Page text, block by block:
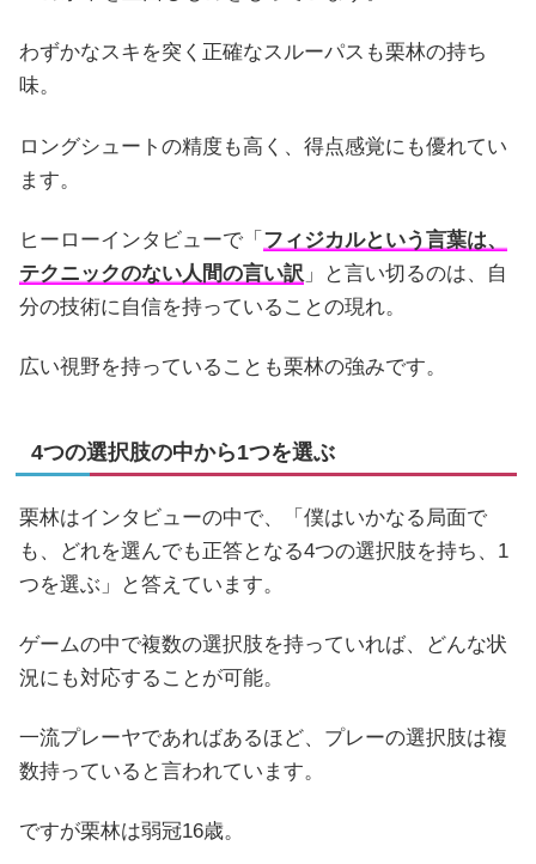
わずかなスキを突く正確なスルーパスも栗林の持ち
味。
ロングシュートの精度も高く、得点感覚にも優れてい
ます。
ヒーローインタビューで「 フィジカルという言葉は、
テクニックのない人間の言い訳 」と言い切るのは、自
分の技術に自信を持っていることの現れ。
広い視野を持っていることも栗林の強みです。
4つの選択肢の中から1つを選ぶ
栗林はインタビューの中で、「僕はいかなる局面で
も、どれを選んでも正答となる4つの選択肢を持ち、1
つを選ぶ」と答えています。
ゲームの中で複数の選択肢を持っていれば、どんな状
況にも対応することが可能。
一流プレーヤであればあるほど、プレーの選択肢は複
数持っていると言われています。
ですが栗林は弱冠16歳。